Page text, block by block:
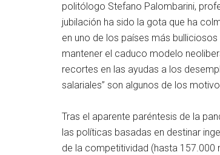
politólogo Stefano Palombarini,
jubilación ha sido la gota que ha
en uno de los países más
mantener el caduco modelo
recortes en las ayudas a los
salariales” son algunos de los
Tras el aparente paréntesis de la
las políticas basadas en destinar
de la competitividad (hasta 157.000